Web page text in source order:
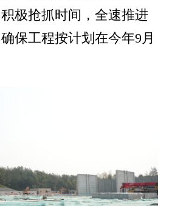
极抢抓时间，全速推进
保工程按计划在今年9月